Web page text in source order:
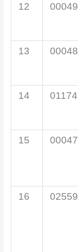
12 00049
13 00048
14 01174
15 00047
16 02559